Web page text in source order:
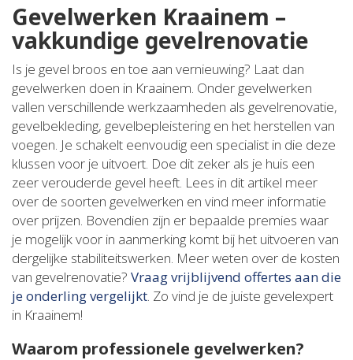
Gevelwerken Kraainem –
vakkundige gevelrenovatie
Is je gevel broos en toe aan vernieuwing? Laat dan
gevelwerken doen in Kraainem. Onder gevelwerken
vallen verschillende werkzaamheden als gevelrenovatie,
gevelbekleding, gevelbepleistering en het herstellen van
voegen. Je schakelt eenvoudig een specialist in die deze
klussen voor je uitvoert. Doe dit zeker als je huis een
zeer verouderde gevel heeft. Lees in dit artikel meer
over de soorten gevelwerken en vind meer informatie
over prijzen. Bovendien zijn er bepaalde premies waar
je mogelijk voor in aanmerking komt bij het uitvoeren van
dergelijke stabiliteitswerken. Meer weten over de kosten
van gevelrenovatie? Vraag vrijblijvend offertes aan die
je onderling vergelijkt. Zo vind je de juiste gevelexpert
in Kraainem!
Waarom professionele gevelwerken?